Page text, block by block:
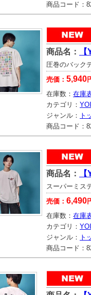
商品コード：
商品名：
圧巻のバック
売価： 5,940
在庫数： 在庫
カテゴリ：
ジャンル： ト
商品コード：
商品名：
スーパーミス
売価： 6,490
在庫数： 在庫
カテゴリ：
ジャンル： ト
商品コード：